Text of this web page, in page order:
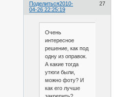
Поделиться 27
2010-
04-26 22:25:19
Очень
интересное
решение, как под
одну из оправок.
А какие тогда
утюги были,
можно фоту? И
как его лучше